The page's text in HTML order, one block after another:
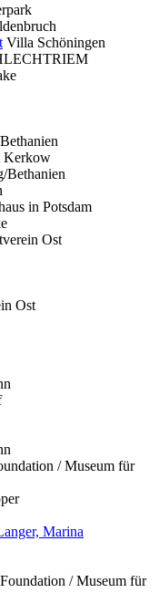
Villa Schöningen
Kerkow
Bethanien
in Potsdam
Ost
Ost
/ Museum für
Marina
/ Museum für